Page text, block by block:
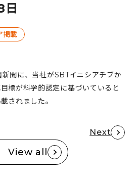
掲載
聞に、当社がSBTイニシアチブか
標が科学的認定に基づいていると
されました。
Next
View all